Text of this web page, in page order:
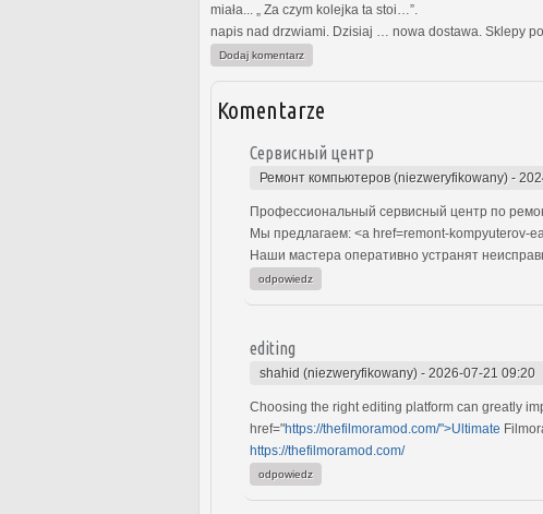
miała... „ Za czym kolejka ta stoi…”.
napis nad drzwiami. Dzisiaj … nowa dostawa. Sklepy po
Dodaj komentarz
Komentarze
Сервисный центр
Ремонт компьютеров (niezweryfikowany) -
Профессиональный сервисный центр по
Мы предлагаем: <a href=remont-kompyuterov-
Наши мастера оперативно устранят
odpowiedz
editing
shahid (niezweryfikowany) - 2026-07-21 09:20
Choosing the right editing platform can greatly
href="https://thefilmoramod.com/">Ultimate
https://thefilmoramod.com/
odpowiedz